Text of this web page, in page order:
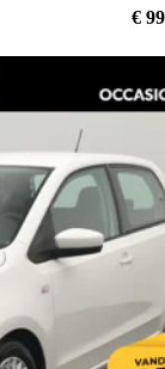
€ 99